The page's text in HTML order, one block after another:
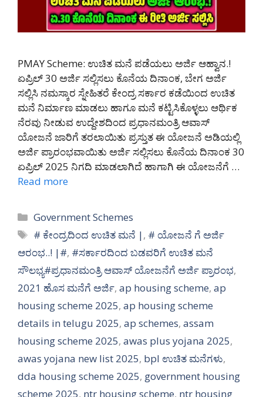
PMAY Scheme: ಉಚಿತ ಮನೆ ಪಡೆಯಲು ಅರ್ಜಿ ಆಹ್ವಾನ.!
ಏಪ್ರಿಲ್ 30 ಅರ್ಜಿ ಸಲ್ಲಿಸಲು ಕೊನೆಯ ದಿನಾಂಕ, ಬೇಗ ಅರ್ಜಿ
ಸಲ್ಲಿಸಿ ನಮಸ್ಕಾರ ಸ್ನೇಹಿತರೆ ಕೇಂದ್ರ ಸರ್ಕಾರ ಕಡೆಯಿಂದ ಉಚಿತ
ಮನೆ ನಿರ್ಮಾಣ ಮಾಡಲು ಹಾಗೂ ಮನೆ ಕಟ್ಟಿಸಿಕೊಳ್ಳಲು ಆರ್ಥಿಕ
ನೆರವು ನೀಡುವ ಉದ್ದೇಶದಿಂದ ಪ್ರಧಾನಮಂತ್ರಿ ಆವಾಸ್
ಯೋಜನೆ ಜಾರಿಗೆ ತರಲಾಯಿತು ಪ್ರಸ್ತುತ ಈ ಯೋಜನೆ ಅಡಿಯಲ್ಲಿ
ಅರ್ಜಿ ಪ್ರಾರಂಭವಾಯಿತು ಅರ್ಜಿ ಸಲ್ಲಿಸಲು ಕೊನೆಯ ದಿನಾಂಕ 30
ಏಪ್ರಿಲ್ 2025 ನಿಗದಿ ಮಾಡಲಾಗಿದೆ ಹಾಗಾಗಿ ಈ ಯೋಜನೆಗೆ …
Read more
Categories
Government Schemes
Tags
# ಕೇಂದ್ರದಿಂದ ಉಚಿತ ಮನೆ |, # ಯೋಜನೆ ಗೆ ಅರ್ಜಿ
ಆರಂಭ..! |#, #ಸರ್ಕಾರದಿಂದ ಬಡವರಿಗೆ ಉಚಿತ ಮನೆ
ಸೌಲಭ್ಯ#ಪ್ರಧಾನಮಂತ್ರಿ ಆವಾಸ್ ಯೋಜನೆಗೆ ಅರ್ಜಿ ಪ್ರಾರಂಭ,
2021 ಹೊಸ ಮನೆಗೆ ಅರ್ಜಿ, ap housing scheme, ap
housing scheme 2025, ap housing scheme
details in telugu 2025, ap schemes, assam
housing scheme 2025, awas plus yojana 2025,
awas yojana new list 2025, bpl ಉಚಿತ ಮನೆಗಳು,
dda housing scheme 2025, government housing
scheme 2025, ntr housing scheme, ntr housing